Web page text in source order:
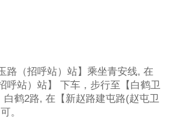
路（招呼站）站】乘坐青安线, 在
呼站）站】 下车，步行至【白鹤卫
白鹤2路, 在【新赵路建屯路(赵屯卫
。